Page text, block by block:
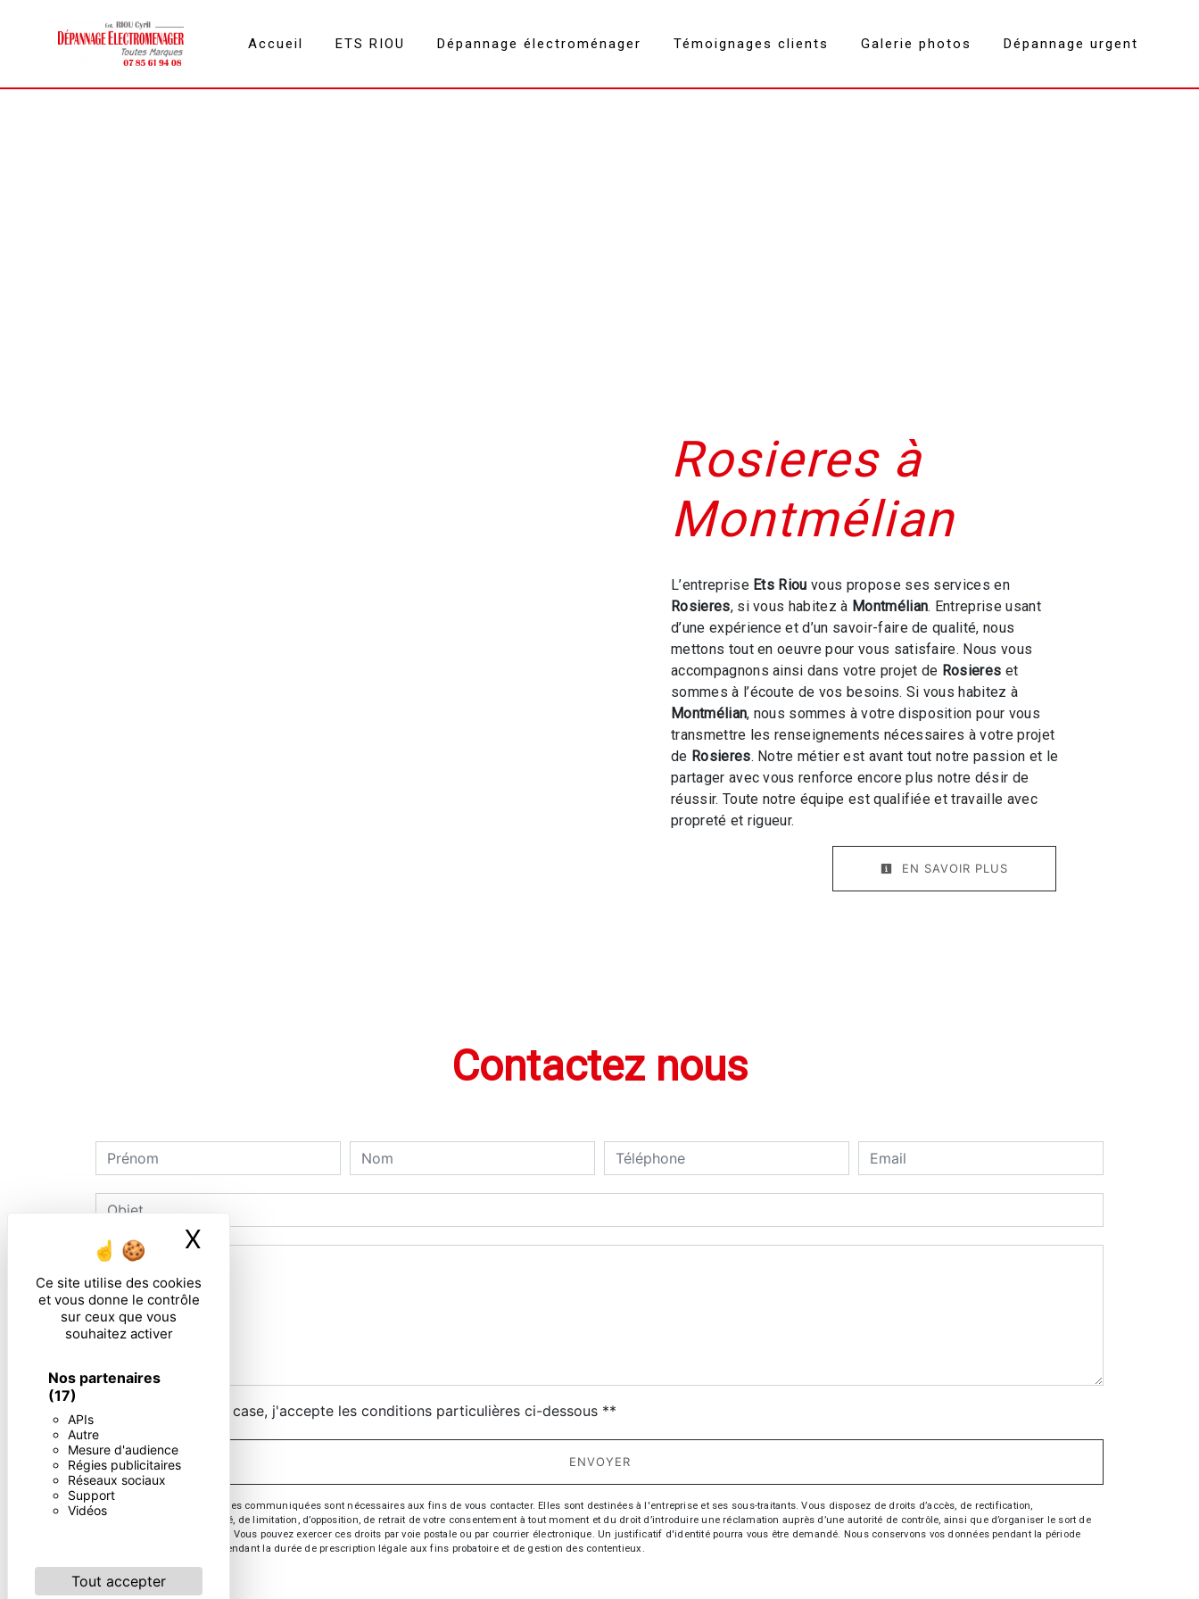
Ce site utilise des cookies
et vous donne le contrôle
sur ceux que vous
souhaitez activer
Nos partenaires
(17)
APIs
Autre
Mesure d'audience
Régies publicitaires
Réseaux sociaux
Support
Vidéos
Tout accepter
X Masquer le bandeau des cookies
Accueil ETS RIOU Dépannage électroménager Témoignages clients Galerie photos Dépannage urgent
Rosieres à
Montmélian
L’entreprise Ets Riou vous propose ses services en
Rosieres, si vous habitez à Montmélian. Entreprise usant
d’une expérience et d’un savoir-faire de qualité, nous
mettons tout en oeuvre pour vous satisfaire. Nous vous
accompagnons ainsi dans votre projet de Rosieres et
sommes à l’écoute de vos besoins. Si vous habitez à
Montmélian, nous sommes à votre disposition pour vous
transmettre les renseignements nécessaires à votre projet
de Rosieres. Notre métier est avant tout notre passion et le
partager avec vous renforce encore plus notre désir de
réussir. Toute notre équipe est qualifiée et travaille avec
propreté et rigueur.
EN SAVOIR PLUS
Contactez nous
En cochant cette case, j'accepte les conditions particulières ci-dessous **
ENVOYER
** Les données personnelles communiquées sont nécessaires aux fins de vous contacter. Elles sont destinées à l'entreprise et ses sous-traitants. Vous disposez de droits d’accès, de rectification,
d’effacement, de portabilité, de limitation, d’opposition, de retrait de votre consentement à tout moment et du droit d’introduire une réclamation auprès d’une autorité de contrôle, ainsi que d’organiser le sort de
vos données post-mortem. Vous pouvez exercer ces droits par voie postale ou par courrier électronique. Un justificatif d'identité pourra vous être demandé. Nous conservons vos données pendant la période
de prise de contact puis pendant la durée de prescription légale aux fins probatoire et de gestion des contentieux.